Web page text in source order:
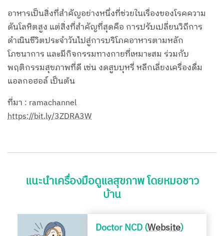
อาหารเป็นสิ่งที่สำคัญอย่างหนึ่งที่ช่วยในเรื่องของโรคความ
ดันโลหิตสูง แต่สิ่งที่สำคัญที่สุดคือ การปรับเปลี่ยนวิถีการ
ดำเนินชีวิตประจำวันไปสู่การบริโภคอาหารตามหลัก
โภชนาการ และมีกิจกรรมทางกายที่เหมาะสม ร่วมกับ
พฤติกรรมสุขภาพที่ดี เช่น งดสูบบุหรี่ หลีกเลี่ยงเครื่องดื่ม
แอลกอฮอล์ เป็นต้น
ที่มา : ramachannel
https://bit.ly/3ZDRA3W
แนะนำเครื่องมือดูแลสุขภาพ โดยหมอชาว
บ้าน
Doctor NCD (Website)